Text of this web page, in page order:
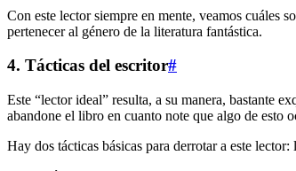
Con este lector siempre en mente, veamos cuáles
pertenecer al género de la literatura fantástica.
4. Tácticas del escritor#
Este “lector ideal” resulta, a su manera, bastante
abandone el libro en cuanto note que algo de esto
Hay dos tácticas básicas para derrotar a este